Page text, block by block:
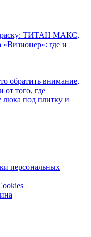
ТИТАН МАКС,
где и
обратить внимание,
от того, где
люка под плитку и
персональных